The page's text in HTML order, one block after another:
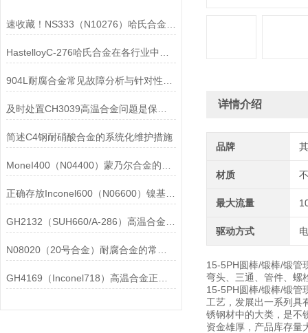
简述C4钢耐硝酸合金的系统化维护措施
正确存放Inconel600（N06600）镍基合金的重要性介绍
详情介绍
品牌
材质
最大流量
驱动方式
15-5PH圆棒/锻棒/锻管
弯头、三通、管件、螺
15-5PH圆棒/锻棒/锻
工艺，发展出一系列具
锈钢材中的大类，是
资金雄厚，产品库存量